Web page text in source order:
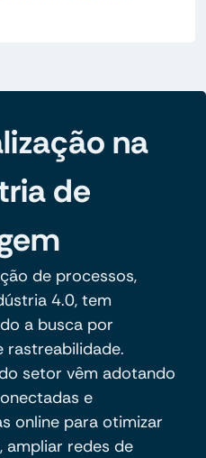
na
de
de processos,
4.0, tem
a busca por
rastreabilidade.
setor vêm adotando
e
online para otimizar
ampliar redes de